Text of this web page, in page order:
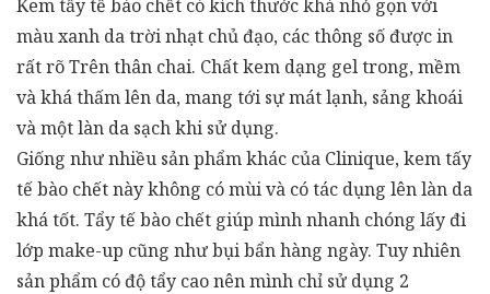
Kem tẩy tế bào chết có kích thước khá nhỏ gọn với
màu xanh da trời nhạt chủ đạo, các thông số được in
rất rõ Trên thân chai. Chất kem dạng gel trong, mềm
và khá thấm lên da, mang tới sự mát lạnh, sảng khoái
và một làn da sạch khi sử dụng.
Giống như nhiều sản phẩm khác của Clinique, kem tấy
tế bào chết này không có mùi và có tác dụng lên làn da
khá tốt. Tẩy tế bào chết giúp mình nhanh chóng lấy đi
lớp make-up cũng như bụi bẩn hàng ngày. Tuy nhiên
sản phẩm có độ tẩy cao nên mình chỉ sử dụng 2